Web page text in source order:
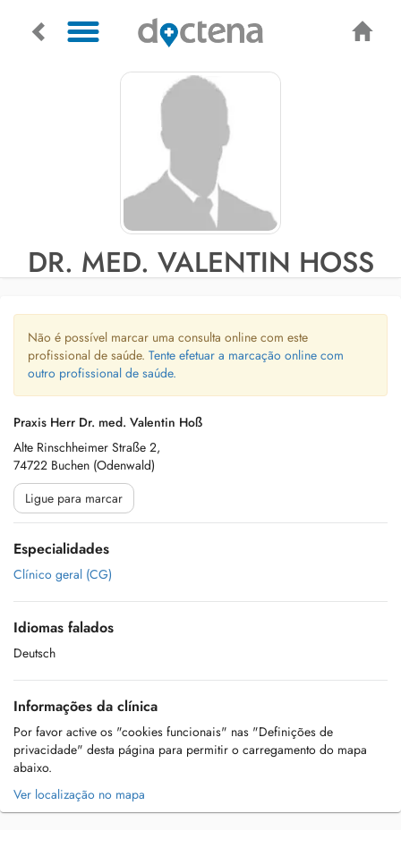
DR. MED. VALENTIN HOSS
Não é possível marcar uma consulta online com este
profissional de saúde. Tente efetuar a marcação online com
outro profissional de saúde.
Praxis Herr Dr. med. Valentin Hoß
Alte Rinschheimer Straße 2,
74722 Buchen (Odenwald)
Ligue para marcar
Especialidades
Clínico geral (CG)
Idiomas falados
Deutsch
Informações da clínica
Por favor active os "cookies funcionais" nas "Definições de
privacidade" desta página para permitir o carregamento do mapa
abaixo.
Ver localização no mapa